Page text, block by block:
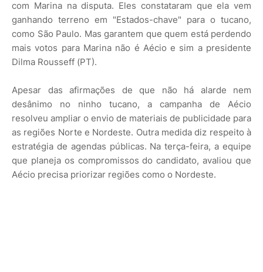
com Marina na disputa. Eles constataram que ela vem
ganhando terreno em "Estados-chave" para o tucano,
como São Paulo. Mas garantem que quem está perdendo
mais votos para Marina não é Aécio e sim a presidente
Dilma Rousseff (PT).
Apesar das afirmações de que não há alarde nem
desânimo no ninho tucano, a campanha de Aécio
resolveu ampliar o envio de materiais de publicidade para
as regiões Norte e Nordeste. Outra medida diz respeito à
estratégia de agendas públicas. Na terça-feira, a equipe
que planeja os compromissos do candidato, avaliou que
Aécio precisa priorizar regiões como o Nordeste.